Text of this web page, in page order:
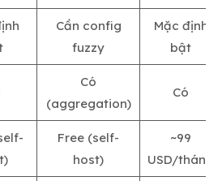
Cần config
fuzzy
Mặc định
bật
Có
(aggregation)
Có
Free (self-
host)
~99
USD/tháng